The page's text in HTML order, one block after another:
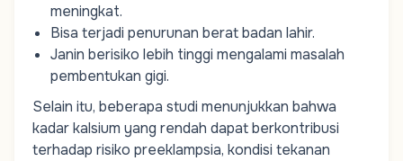
meningkat.
Bisa terjadi penurunan berat badan lahir.
Janin berisiko lebih tinggi mengalami masalah
pembentukan gigi.
Selain itu, beberapa studi menunjukkan bahwa
kadar kalsium yang rendah dapat berkontribusi
terhadap risiko preeklampsia, kondisi tekanan